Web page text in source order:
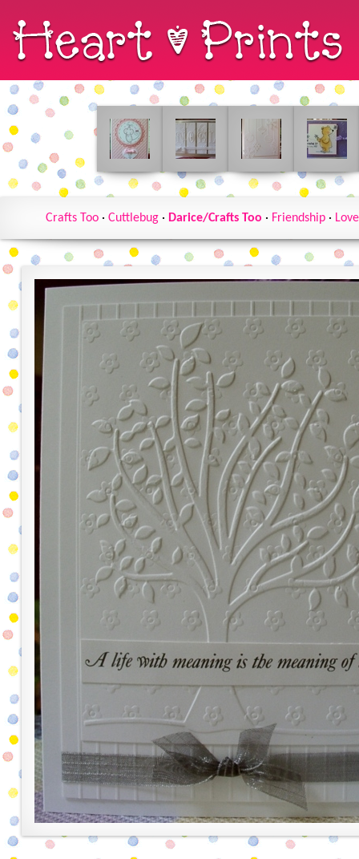
Crafts Too · Cuttlebug · Darice/Crafts Too · Friendship · Love